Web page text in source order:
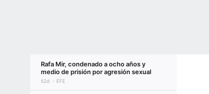
Rafa Mir, condenado a ocho años y
medio de prisión por agresión sexual
52d EFE